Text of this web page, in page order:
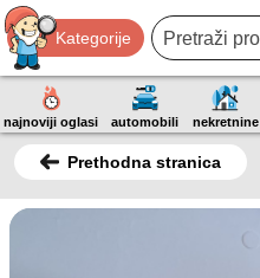
Kategorije
najnoviji oglasi automobili nekretnine
Prethodna stranica